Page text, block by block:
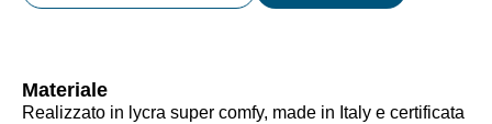
Materiale
Realizzato in lycra super comfy, made in Italy e certificata